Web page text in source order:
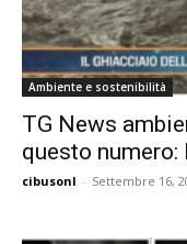
Ambiente e sostenibilità
TG News
questo numero:
cibusonl - Settembre 16,